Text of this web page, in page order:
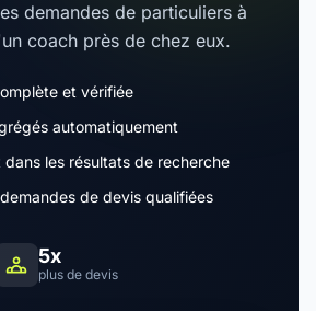
demandes de particuliers à
coach près de chez eux.
et vérifiée
automatiquement
dans les résultats de recherche
de devis qualifiées
5x
plus de devis